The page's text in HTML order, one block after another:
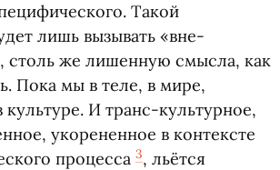
Такой
лишь вызывать «вне-
столь же лишенную смысла, как
Пока мы в теле, в мире,
И транс-культурное,
укорененное в контексте
процесса 3, льётся